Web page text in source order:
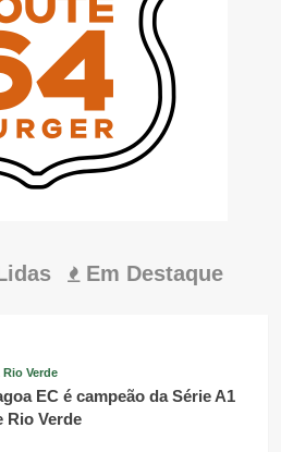
Em Destaque
Rio Verde
EC é campeão da Série A1
Rio Verde